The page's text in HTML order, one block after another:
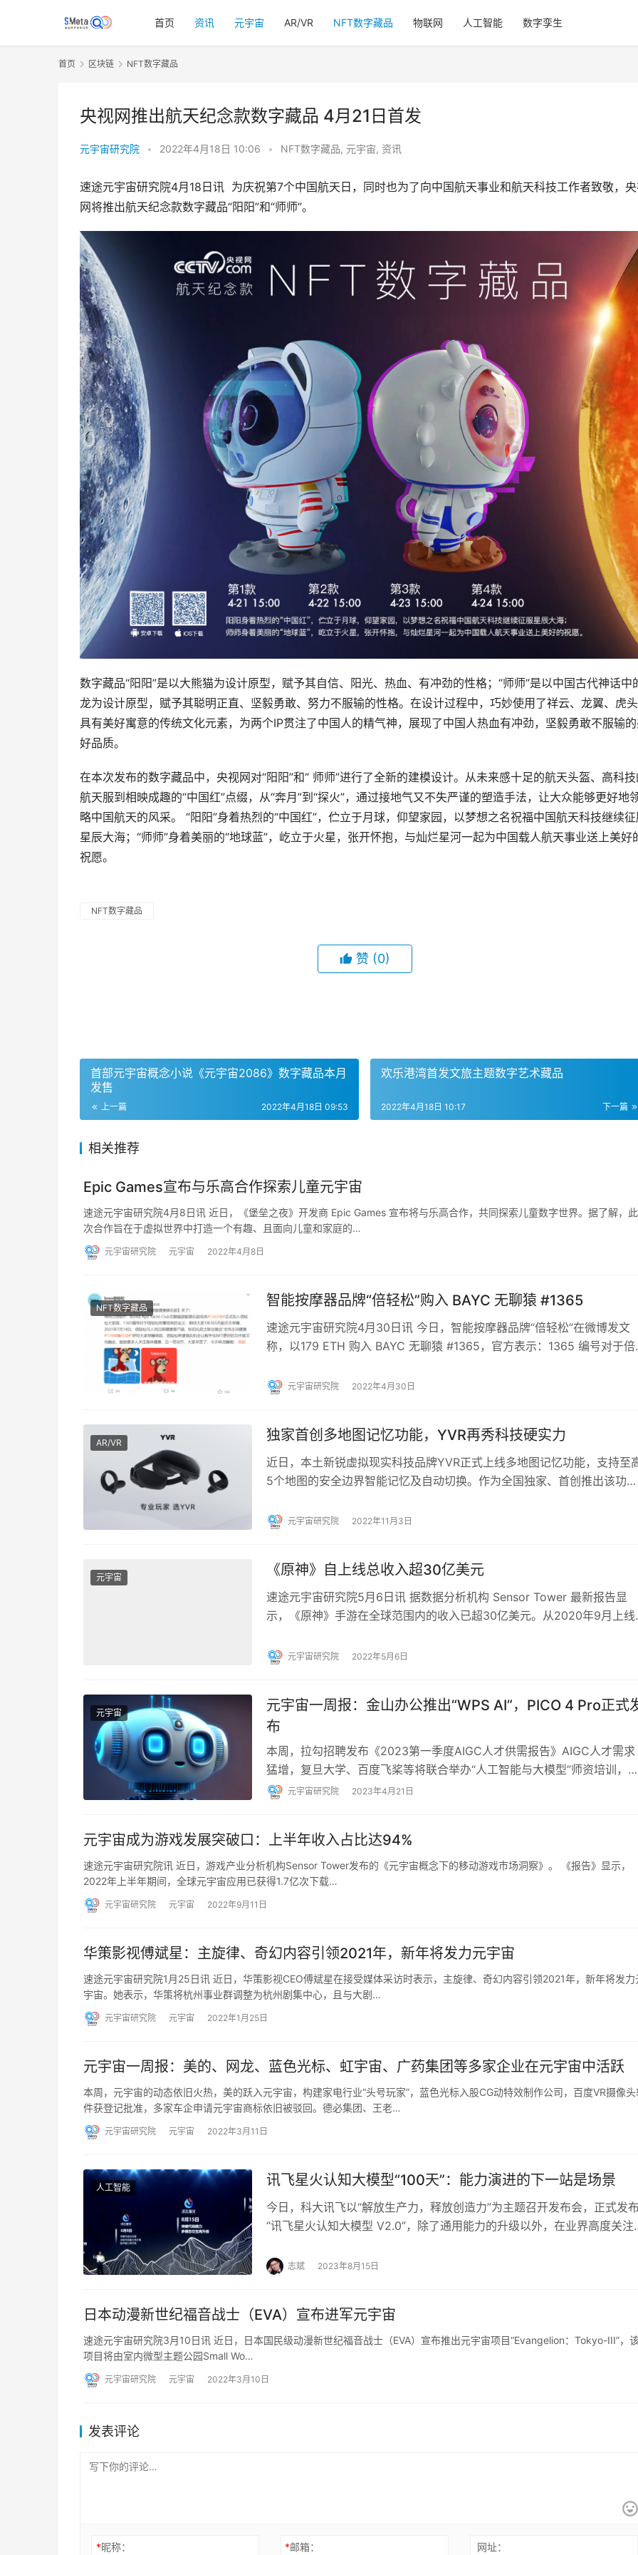
首页 资讯 元宇宙 AR/VR NFT数字藏品 物联网 人工智能 数字孪生
首页 区块链 NFT数字藏品
央视网推出航天纪念款数字藏品 4月21日首发
元宇宙研究院 • 2022年4月18日 10:06 • NFT数字藏品, 元宇宙, 资讯
速途元宇宙研究院4月18日讯  为庆祝第7个中国航天日，同时也为了向中国航天事业和航天科技工作者致敬，
网将推出航天纪念款数字藏品“阳阳”和“师师”。
数字藏品“阳阳”是以大熊猫为设计原型，赋予其自信、阳光、热血、有冲劲的性格；“师师”是以中国古代神话中
龙为设计原型，赋予其聪明正直、坚毅勇敢、努力不服输的性格。在设计过程中，巧妙使用了祥云、龙翼、虎
具有美好寓意的传统文化元素，为两个IP贯注了中国人的精气神，展现了中国人热血有冲劲，坚毅勇敢不服输
好品质。
在本次发布的数字藏品中，央视网对“阳阳”和“ 师师”进行了全新的建模设计。从未来感十足的航天头盔、高科
航天服到相映成趣的“中国红”点缀，从“奔月”到“探火”，通过接地气又不失严谨的塑造手法，让大众能够更好地
略中国航天的风采。 “阳阳”身着热烈的“中国红”，伫立于月球，仰望家园，以梦想之名祝福中国航天科技继续
星辰大海；“师师”身着美丽的“地球蓝”，屹立于火星，张开怀抱，与灿烂星河一起为中国载人航天事业送上美好
祝愿。
NFT数字藏品
赞 (0)
首部元宇宙概念小说《元宇宙2086》数字藏品本月
发售
上一篇 2022年4月18日 09:53
欢乐港湾首发文旅主题数字艺术藏品
下一篇
2022年4月18日 10:17
相关推荐
Epic Games宣布与乐高合作探索儿童元宇宙
速途元宇宙研究院4月8日讯 近日，《堡垒之夜》开发商 Epic Games 宣布将与乐高合作，共同探索儿童数字世界。据了解，此
次合作旨在于虚拟世界中打造一个有趣、且面向儿童和家庭的…
元宇宙研究院 元宇宙 2022年4月8日
NFT数字藏品 智能按摩器品牌“倍轻松”购入 BAYC 无聊猿 #1365
速途元宇宙研究院4月30日讯 今日，智能按摩器品牌“倍轻松”在微博发文
称，以179 ETH 购入 BAYC 无聊猿 #1365，官方表示：1365 编号对于倍
元宇宙研究院 2022年4月30日
AR/VR 独家首创多地图记忆功能，YVR再秀科技硬实力
近日，本土新锐虚拟现实科技品牌YVR正式上线多地图记忆功能，支持至
5个地图的安全边界智能记忆及自动切换。作为全国独家、首创推出该功能
元宇宙研究院 2022年11月3日
元宇宙 《原神》自上线总收入超30亿美元
速途元宇宙研究院5月6日讯 据数据分析机构 Sensor Tower 最新报告显
示，《原神》手游在全球范围内的收入已超30亿美元。从2020年9月上线
元宇宙研究院 2022年5月6日
元宇宙
元宇宙一周报：金山办公推出“WPS AI”，PICO 4 Pro正式
布
本周，拉勾招聘发布《2023第一季度AIGC人才供需报告》AIGC人才需求
猛增，复旦大学、百度飞桨等将联合举办“人工智能与大模型”师资培训，
钉正式接入阿里“通义千问”大模型，Pi…
元宇宙研究院 2023年4月21日
元宇宙成为游戏发展突破口：上半年收入占比达94%
速途元宇宙研究院讯 近日，游戏产业分析机构Sensor Tower发布的《元宇宙概念下的移动游戏市场洞察》。 《报告》显示，
2022年上半年期间，全球元宇宙应用已获得1.7亿次下载…
元宇宙研究院 元宇宙 2022年9月11日
华策影视傅斌星：主旋律、奇幻内容引领2021年，新年将发力元宇宙
速途元宇宙研究院1月25日讯 近日，华策影视CEO傅斌星在接受媒体采访时表示，主旋律、奇幻内容引领2021年，新年将发力
宇宙。她表示，华策将杭州事业群调整为杭州剧集中心，且与大剧…
元宇宙研究院 元宇宙 2022年1月25日
元宇宙一周报：美的、网龙、蓝色光标、虹宇宙、广药集团等多家企业在元宇宙中活跃
本周，元宇宙的动态依旧火热，美的跃入元宇宙，构建家电行业“头号玩家”，蓝色光标入股CG动特效制作公司，百度VR摄像头
件获登记批准，多家车企申请元宇宙商标依旧被驳回。德必集团、王老…
元宇宙研究院 元宇宙 2022年3月11日
人工智能 讯飞星火认知大模型“100天”：能力演进的下一站是场景
今日，科大讯飞以“解放生产力，释放创造力”为主题召开发布会，正式发
“讯飞星火认知大模型 V2.0”，除了通用能力的升级以外，在业界高度关注
志斌 2023年8月15日
日本动漫新世纪福音战士（EVA）宣布进军元宇宙
速途元宇宙研究院3月10日讯 近日，日本国民级动漫新世纪福音战士（EVA）宣布推出元宇宙项目“Evangelion：Tokyo-III”，
项目将由室内微型主题公园Small Wo…
元宇宙研究院 元宇宙 2022年3月10日
发表评论
*昵称： *邮箱： 网址：